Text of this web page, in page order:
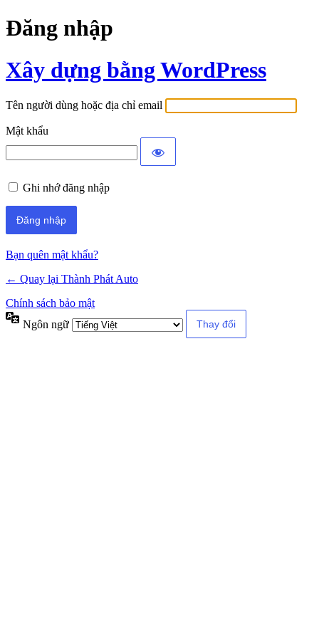
Đăng nhập
Xây dựng bằng WordPress
Tên người dùng hoặc địa chỉ email
Mật khẩu
Ghi nhớ đăng nhập
Bạn quên mật khẩu?
← Quay lại Thành Phát Auto
Chính sách bảo mật
Ngôn ngữ